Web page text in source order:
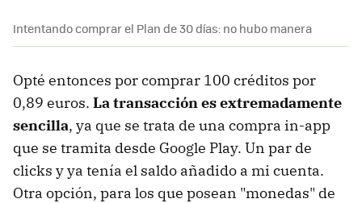
Intentando comprar el Plan de 30 días: no hubo manera
Opté entonces por comprar 100 créditos por
0,89 euros. La transacción es extremadamente
sencilla, ya que se trata de una compra in-app
que se tramita desde Google Play. Un par de
clicks y ya tenía el saldo añadido a mi cuenta.
Otra opción, para los que posean "monedas" de